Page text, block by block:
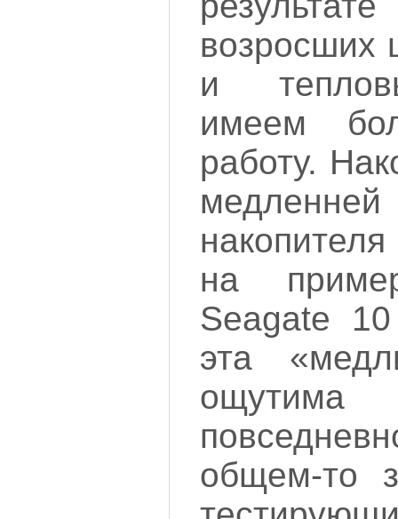
возросших
и
имеем
работу.
на
Seagate
эта
ощутима
общем-то